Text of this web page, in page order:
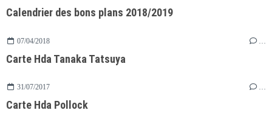
Calendrier des bons plans 2018/2019
07/04/2018
Carte Hda Tanaka Tatsuya
31/07/2017 …
Carte Hda Pollock